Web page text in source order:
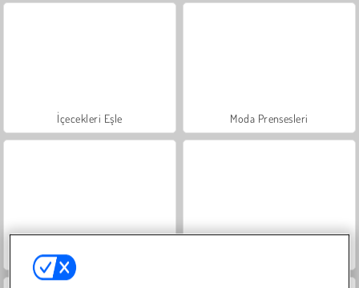
İçecekleri Eşle Moda Prensesleri
Mücevher Bahçesi Hikayesi